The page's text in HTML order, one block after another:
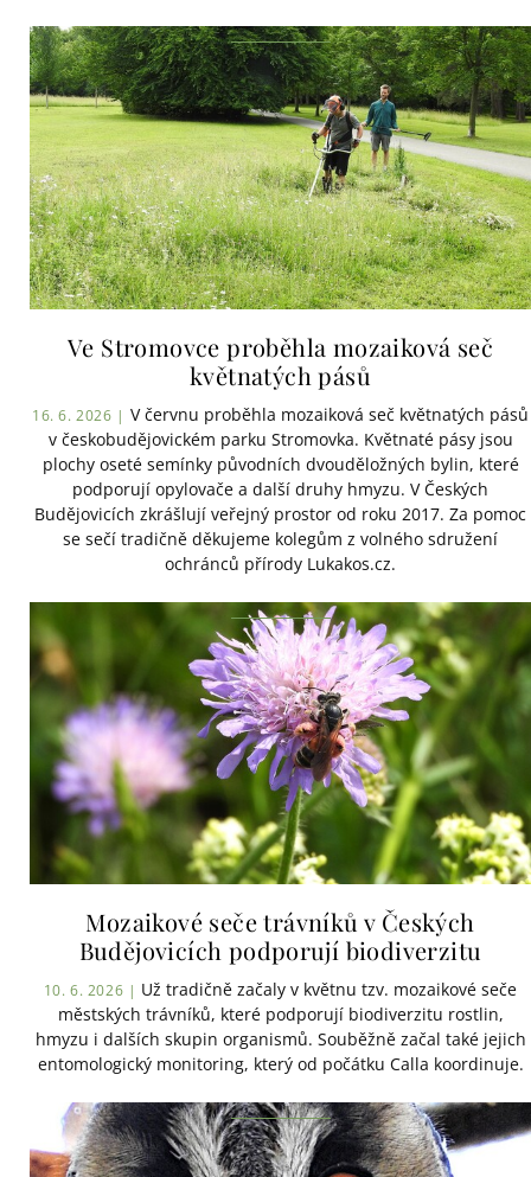
Ve Stromovce proběhla mozaiková seč
květnatých pásů
16. 6. 2026 | V červnu proběhla mozaiková seč květnatých pásů
v českobudějovickém parku Stromovka. Květnaté pásy jsou
plochy oseté semínky původních dvouděložných bylin, které
podporují opylovače a další druhy hmyzu. V Českých
Budějovicích zkrášlují veřejný prostor od roku 2017. Za pomoc
se sečí tradičně děkujeme kolegům z volného sdružení
ochránců přírody Lukakos.cz.
Mozaikové seče trávníků v Českých
Budějovicích podporují biodiverzitu
10. 6. 2026 | Už tradičně začaly v květnu tzv. mozaikové seče
městských trávníků, které podporují biodiverzitu rostlin,
hmyzu i dalších skupin organismů. Souběžně začal také jejich
entomologický monitoring, který od počátku Calla koordinuje.